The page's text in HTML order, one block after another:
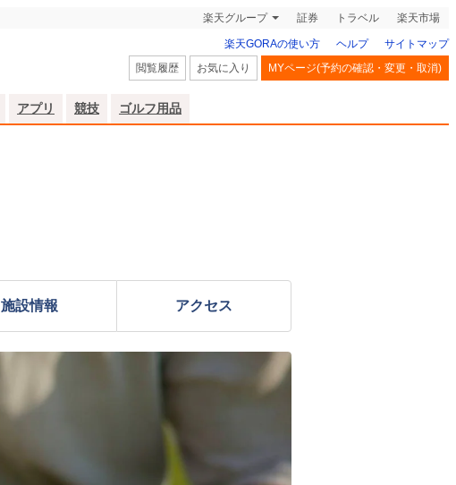
楽天グループ 証券 トラベル 楽天市場
楽天GORAの使い方 ヘルプ
サイトマップ
閲覧履歴
お気に入り MYページ(予約の確認・変更・取消)
アプリ 競技 ゴルフ用品
施設情報 アクセス